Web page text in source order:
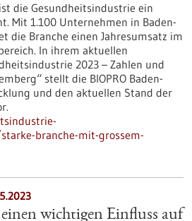
die Gesundheitsindustrie ein
Mit 1.100 Unternehmen in Baden-
die Branche einen Jahresumsatz im
In ihrem aktuellen
2023 – Zahlen und
stellt die BIOPRO Baden-
und den aktuellen Stand der
branche-mit-grossem-
wichtigen Einfluss auf